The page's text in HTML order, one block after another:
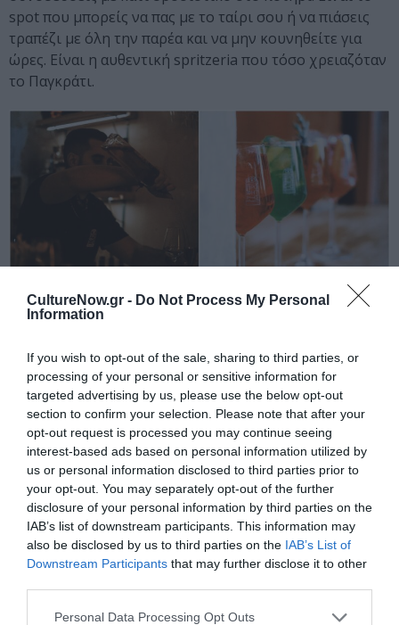
CultureNow.gr - Do Not Process My Personal
Information
If you wish to opt-out of the sale, sharing to third parties, or
processing of your personal or sensitive information for
targeted advertising by us, please use the below opt-out
section to confirm your selection. Please note that after your
opt-out request is processed you may continue seeing
interest-based ads based on personal information utilized by
us or personal information disclosed to third parties prior to
your opt-out. You may separately opt-out of the further
disclosure of your personal information by third parties on the
IAB’s list of downstream participants. This information may
also be disclosed by us to third parties on the IAB’s List of
Downstream Participants that may further disclose it to other
Personal Data Processing Opt Outs
spot που μπορείς να πας με το ταίρι σου ή να πιάσεις
τραπέζι με όλη την παρέα και να μην κουνηθείτε για
ώρες. Είναι η αυθεντική spritzeria που τόσο χρειαζόταν
το Παγκράτι.
Τι πίνουμε – και τι τσιμπάμε – στον
Προφήτη
Εντάξει, spritz θα πιεις. Αλλά όχι ό,τι κι ό,τι. Στον
Προφήτη, τα spritz έχουν ονόματα Προφητών και είναι
όλα δουλεμένα μέχρι την τελευταία λεπτομέρεια:
σπιτικά σιρόπια, φρέσκα υλικά, ισορροπημένες
συνταγές. Από το φρουτώδες και δροσερό “Μαλαχίας”,
μέχρι το καπνιστό “Ιεζεκιήλ” και το πικάντικο “Δαβίδ”,
κάθε ποτήρι σε ταξιδεύει – και ναι, κάποια είναι σχεδόν
θρησκευτική εμπειρία. Μαζί με αυτά, έρχονται και
καλοκαιρινές προσθήκες, γεμάτες φρούτα, βότανα και
πάγο, ιδανικές για όταν ο ήλιος αρχίζει να πέφτει και